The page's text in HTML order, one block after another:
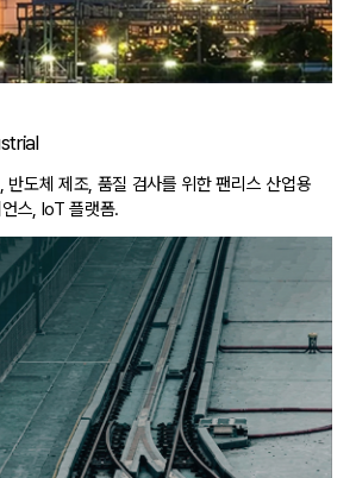
반도체 제조, 품질 검사를 위한 팬리스 산업용
스, IoT 플랫폼.